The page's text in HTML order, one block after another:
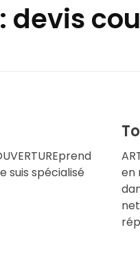
devis
suis spécialisé
en